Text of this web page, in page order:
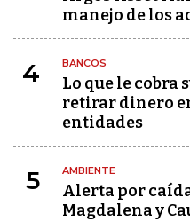
manejo de los
4 BANCOS
Lo que le cobra
retirar dinero
entidades
5 AMBIENTE
Alerta por
Magdalena y